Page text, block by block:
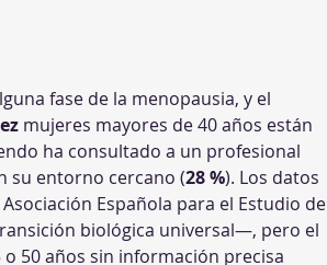
fase de la menopausia, y el
mujeres mayores de 40 años están
ha consultado a un profesional
su entorno cercano (28 %). Los datos
Española para el Estudio de
biológica universal—, pero el
50 años sin información precisa